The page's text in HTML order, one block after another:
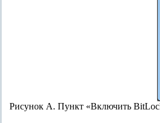
Рисунок A. Пункт «Включить